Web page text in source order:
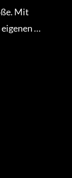
Mit
…